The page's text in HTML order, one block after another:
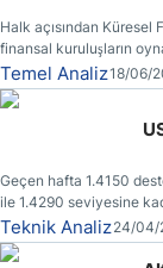
Halk açısından Küresel
finansal kuruluşların
faturasının kendilerine
Temel Analiz18/06/
Geçen hafta 1.4150
ile 1.4290 seviyesine
ertesinde yönünü
Teknik Analiz24/04/